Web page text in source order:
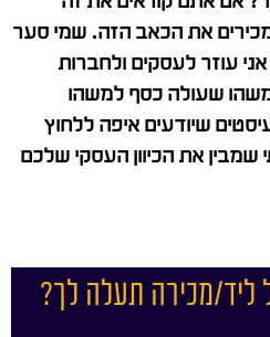
את הכאב הזה. שמי סער
עוזר לעסקים ולחברות
שעולה כסף למשהו
שיודעים איפה ללחוץ
את הכיוון העסקי שלכם
ליד/מכירה תעלה לך?